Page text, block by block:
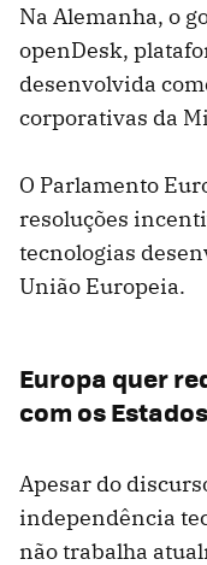
Na Alemanha, o
openDesk,
desenvolvida
corporativas da
O Parlamento
resoluções
tecnologias
União Europeia.
Europa quer
com os
Apesar do
independência
não trabalha